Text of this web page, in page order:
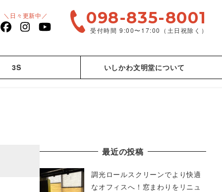
＼日々更新中／
facebook
Instagram
YouTube
098-835-8001
受付時間 9:00〜17:00（土日祝除く）
3S いしかわ文明堂について
最近の投稿
調光ロールスクリーンでより快適
なオフィスへ！窓まわりをリニュ